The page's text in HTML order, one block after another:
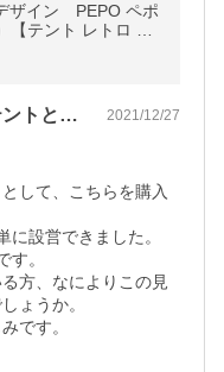
ザイン PEPO ペポ
【テント レトロ T
自身初のポリコットン素材のテントとして… 2021/12/27
して、こちらを購入
設営できました。
。
方、なによりこの見
ょうか。
です。